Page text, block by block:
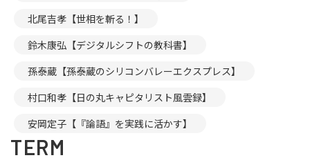
北尾吉孝【世相を斬る！】
鈴木康弘【デジタルシフトの教科書】
孫泰蔵【孫泰蔵のシリコンバレーエクスプレス】
村口和孝【日の丸キャピタリスト風雲録】
安岡定子【『論語』を実践に活かす】
TERM